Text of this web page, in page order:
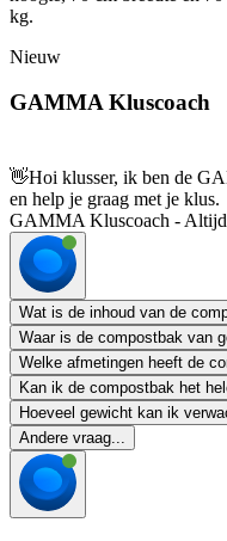
kg.
Nieuw
GAMMA Kluscoach
👋Hoi klusser, ik ben de
en help je graag met je klus.
GAMMA Kluscoach - Altijd
Wat is de inhoud van de
Waar is de compostbak van
Welke afmetingen heeft de
Kan ik de compostbak het
Hoeveel gewicht kan ik
Andere vraag...